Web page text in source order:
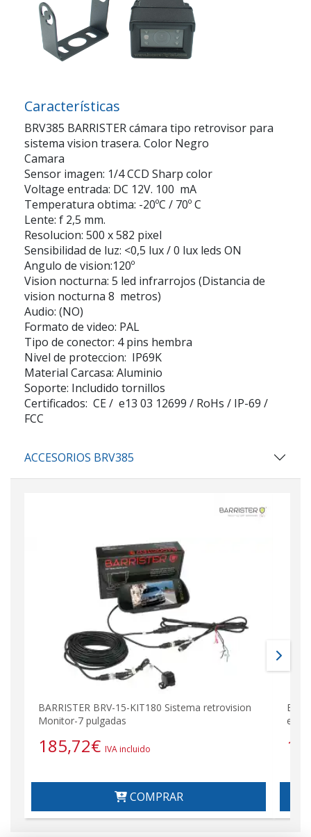
Características
BRV385 BARRISTER cámara tipo retrovisor para
sistema vision trasera. Color Negro
Camara
Sensor imagen: 1/4 CCD Sharp color
Voltage entrada: DC 12V. 100 mA
Temperatura obtima: -20ºC / 70º C
Lente: f 2,5 mm.
Resolucion: 500 x 582 pixel
Sensibilidad de luz: <0,5 lux / 0 lux leds ON
Angulo de vision:120º
Vision nocturna: 5 led infrarrojos (Distancia de
vision nocturna 8 metros)
Audio: (NO)
Formato de video: PAL
Tipo de conector: 4 pins hembra
Nivel de proteccion: IP69K
Material Carcasa: Aluminio
Soporte: Includido tornillos
Certificados: CE / e13 03 12699 / RoHs / IP-69 /
FCC
ACCESORIOS BRV385
BARRISTER BRV-15-KIT180 Sistema retrovision
Monitor-7 pulgadas
185,72€ IVA incluido
COMPRAR